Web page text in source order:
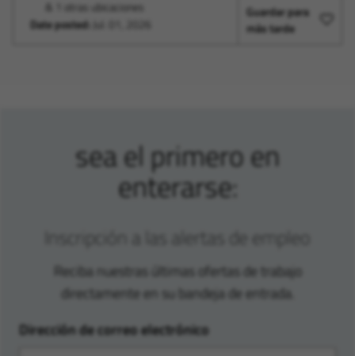
& 1 otras ubicaciones
Date posted:
Guardar para
más tarde
sea el primero en
enterarse:
Reciba nuestras últimas ofertas de trabajo
directamente en su bandeja de entrada.
Dirección de correo electrónico